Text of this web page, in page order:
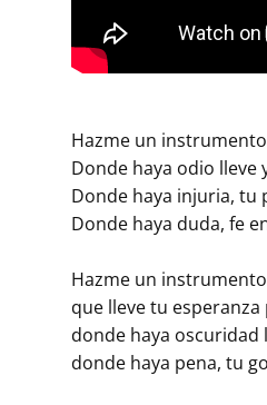
Hazme un
Donde haya odio lleve
Donde haya injuria, tu
Donde haya duda, fe
Hazme un
que lleve tu
donde haya oscuridad
donde haya pena, tu